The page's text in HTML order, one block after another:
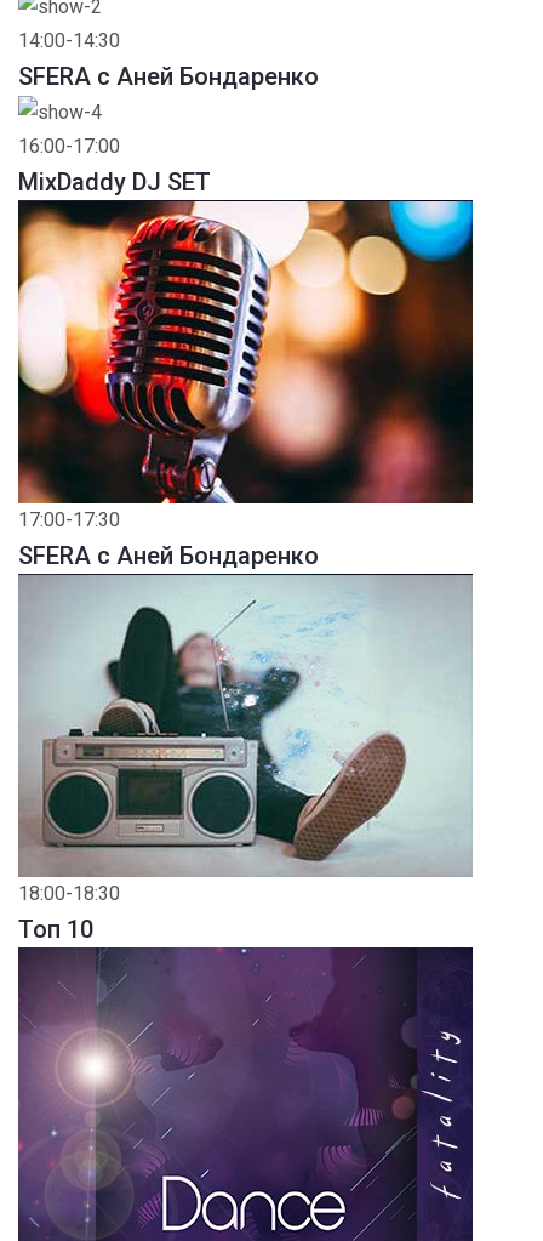
14:00-14:30
SFERA с Аней Бондаренко
16:00-17:00
MixDaddy DJ SET
17:00-17:30
SFERA с Аней Бондаренко
18:00-18:30
Toп 10